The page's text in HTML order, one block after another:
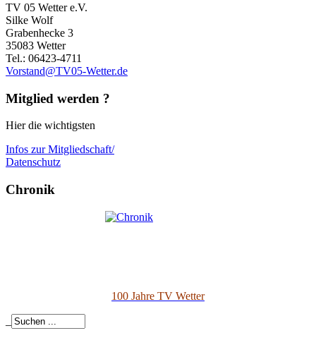
TV 05 Wetter e.V.
Silke Wolf
Grabenhecke 3
35083 Wetter
Tel.: 06423-4711
Vorstand@TV05-Wetter.de
Mitglied werden ?
Hier die wichtigsten
Infos zur Mitgliedschaft/
Datenschutz
Chronik
100 Jahre TV Wetter